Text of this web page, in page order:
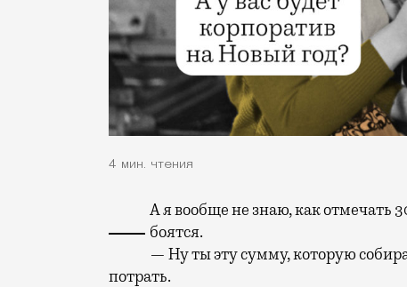
4 мин. чтения
— А я вообще не знаю, как отмечать 30 лет. Ничего не работает, все сидят дома и боятся.
— Ну ты эту сумму, которую
потрать.